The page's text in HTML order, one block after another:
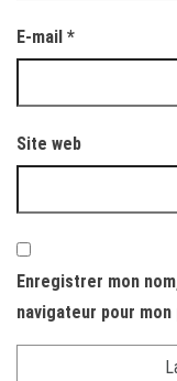
E-mail *
Site web
Enregistrer mon
navigateur pour